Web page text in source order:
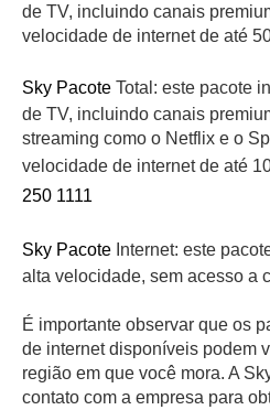
de TV, incluindo canais
velocidade de internet de até
Sky Pacote Total: este pacote
de TV, incluindo canais
streaming como o Netflix e o
velocidade de internet de até
250 1111
Sky Pacote Internet: este
alta velocidade, sem acesso a
É importante observar que os
de internet disponíveis podem
região em que você mora. A
contato com a empresa para